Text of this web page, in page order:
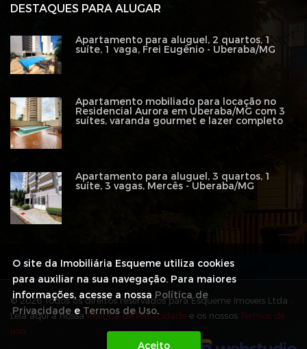
DESTAQUES PARA ALUGAR
Apartamento para aluguel, 2 quartos, 1
suíte, 1 vaga, Frei Eugênio - Uberaba/MG
Apartamento mobiliado para locação no
Residencial Aurora em Uberaba/MG com 3
suítes, varanda gourmet e lazer completo
Apartamento para aluguel, 3 quartos, 1
suíte, 3 vagas, Mercês - Uberaba/MG
© 2026 Todos os direitos reservados para Esqueme Imoveis Ltda .
Leia aqui a nossaPolítica de Privacidade e os nossos Termos de
uso.
O site da Imobiliária Esqueme utiliza cookies
para auxiliar na sua navegação. Para maiores
informações, acesse a nossa Política de
PrivacidadeeTermos de Uso.